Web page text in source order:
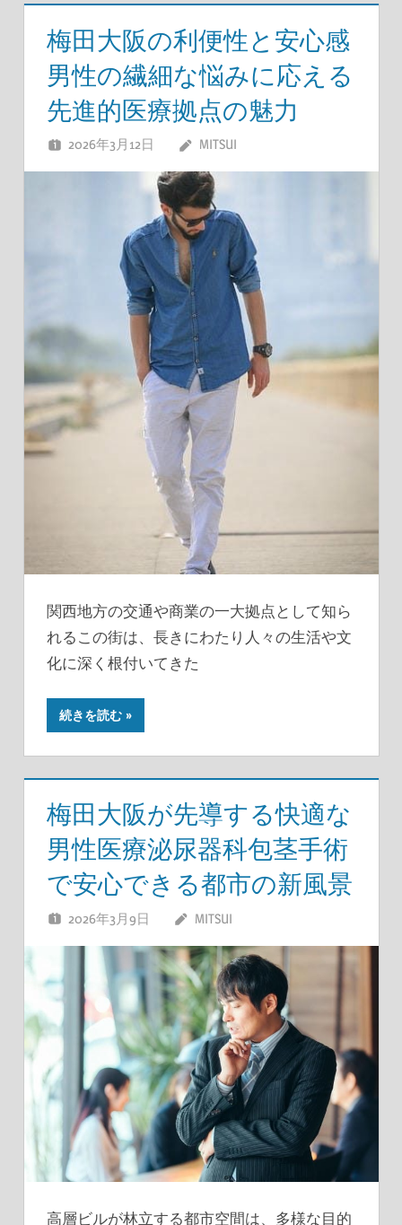
梅田大阪の利便性と安心感
男性の繊細な悩みに応える
先進的医療拠点の魅力
2026年3月12日 MITSUI
関西地方の交通や商業の一大拠点として知ら
れるこの街は、長きにわたり人々の生活や文
化に深く根付いてきた
続きを読む
梅田大阪が先導する快適な
男性医療泌尿器科包茎手術
で安心できる都市の新風景
2026年3月9日 MITSUI
高層ビルが林立する都市空間は、多様な目的